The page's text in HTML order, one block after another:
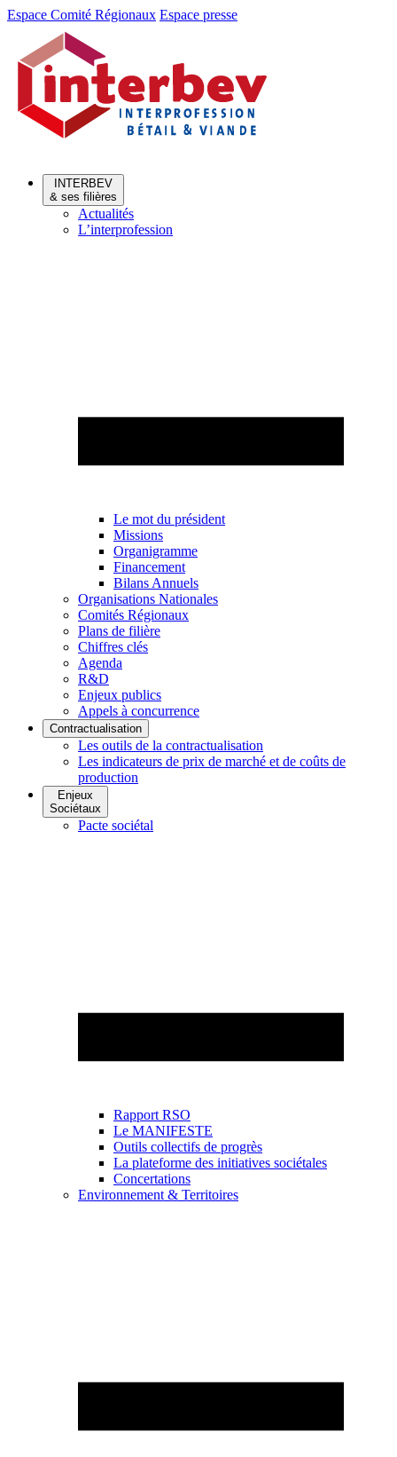
Aller
Aller
contenu
Espace Comité Régionaux Espace presse
INTERBEV
& ses filières
Actualités
L’interprofession
Le mot du président
Missions
Organigramme
Financement
Bilans Annuels
Organisations Nationales
Comités Régionaux
Plans de filière
Chiffres clés
Agenda
R&D
Enjeux publics
Appels à concurrence
Contractualisation
Les outils de la contractualisation
Les indicateurs de prix de marché et de coûts de
production
Enjeux
Sociétaux
Pacte sociétal
Rapport RSO
Le MANIFESTE
Outils collectifs de progrès
La plateforme des initiatives sociétales
Concertations
Environnement & Territoires